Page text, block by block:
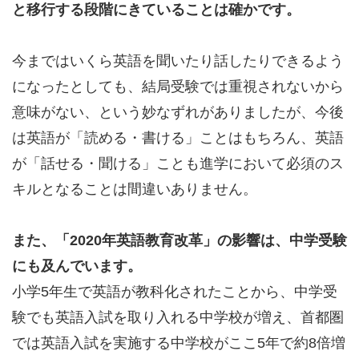
と移行する段階にきていることは確かです。
今まではいくら英語を聞いたり話したりできるよう
になったとしても、結局受験では重視されないから
意味がない、という妙なずれがありましたが、今後
は英語が「読める・書ける」ことはもちろん、英語
が「話せる・聞ける」ことも進学において必須のス
キルとなることは間違いありません。
また、「2020年英語教育改革」の影響は、中学受験
にも及んでいます。
小学5年生で英語が教科化されたことから、中学受
験でも英語入試を取り入れる中学校が増え、首都圏
では英語入試を実施する中学校がここ5年で約8倍増